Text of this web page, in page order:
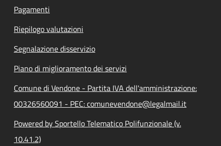
Pagamenti
Riepilogo valutazioni
Segnalazione disservizio
Piano di miglioramento dei servizi
Comune di Vendone - Partita IVA dell'amministrazione:
00326560091 - PEC: comunevendone@legalmail.it
Powered by Sportello Telematico Polifunzionale (v.
10.41.2)